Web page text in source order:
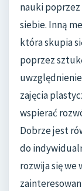
nauki poprzez
siebie. Inną
która skupia
poprzez
zajęcia
wspierać
Dobrze jest
do
rozwija się we